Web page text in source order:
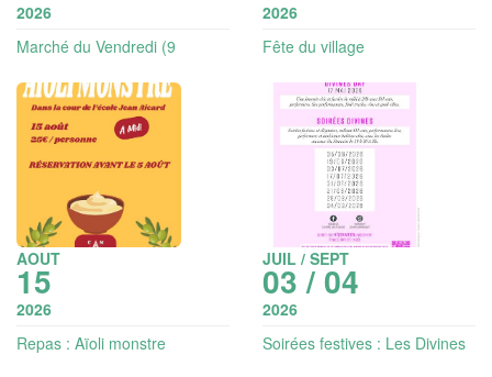
2026
Marché du Vendredi (9
2026
Fête du village
AOUT
15
2026
Repas : Aïoli monstre
JUIL / SEPT
03 / 04
2026
Soirées festives : Les Divines